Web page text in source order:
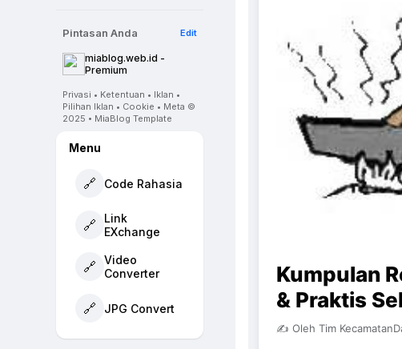
Pintasan Anda Edit
miablog.web.id -
Premium
Privasi • Ketentuan • Iklan •
Pilihan Iklan • Cookie • Meta ©
2025 • MiaBlog Template
Menu
🔗 Code Rahasia
🔗
Link
EXchange
🔗
Video
Converter
🔗 JPG Convert
Kumpulan
& Praktis
✍️ Oleh Tim